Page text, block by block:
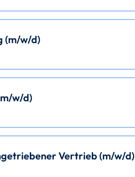
(m/w/d)
w/d)
Vertrieb (m/w/d)